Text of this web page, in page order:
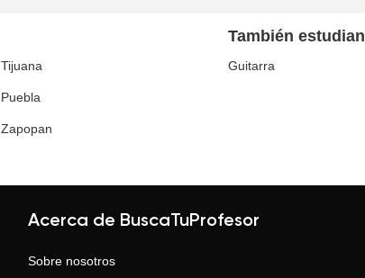
Tijuana
Puebla
Zapopan
También estudian
Guitarra
Acerca de BuscaTuProfesor
Sobre nosotros